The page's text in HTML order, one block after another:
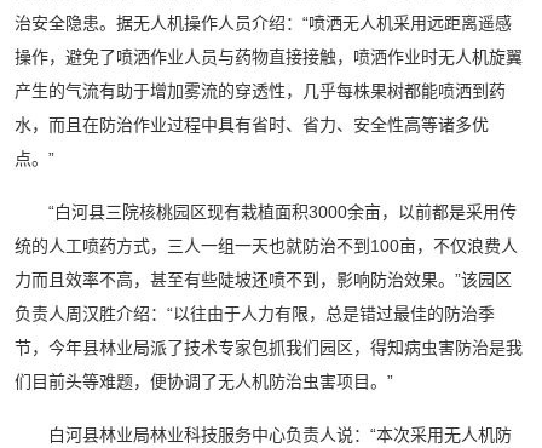
治安全隐患。据无人机操作人员介绍：“喷洒无人机采用远距离遥感
操作，避免了喷洒作业人员与药物直接接触，喷洒作业时无人机旋翼
产生的气流有助于增加雾流的穿透性，几乎每株果树都能喷洒到药
水，而且在防治作业过程中具有省时、省力、安全性高等诸多优
点。”
“白河县三院核桃园区现有栽植面积3000余亩，以前都是采用传
统的人工喷药方式，三人一组一天也就防治不到100亩，不仅浪费人
力而且效率不高，甚至有些陡坡还喷不到，影响防治效果。”该园区
负责人周汉胜介绍：“以往由于人力有限，总是错过最佳的防治季
节，今年县林业局派了技术专家包抓我们园区，得知病虫害防治是我
们目前头等难题，便协调了无人机防治虫害项目。”
白河县林业局林业科技服务中心负责人说：“本次采用无人机防